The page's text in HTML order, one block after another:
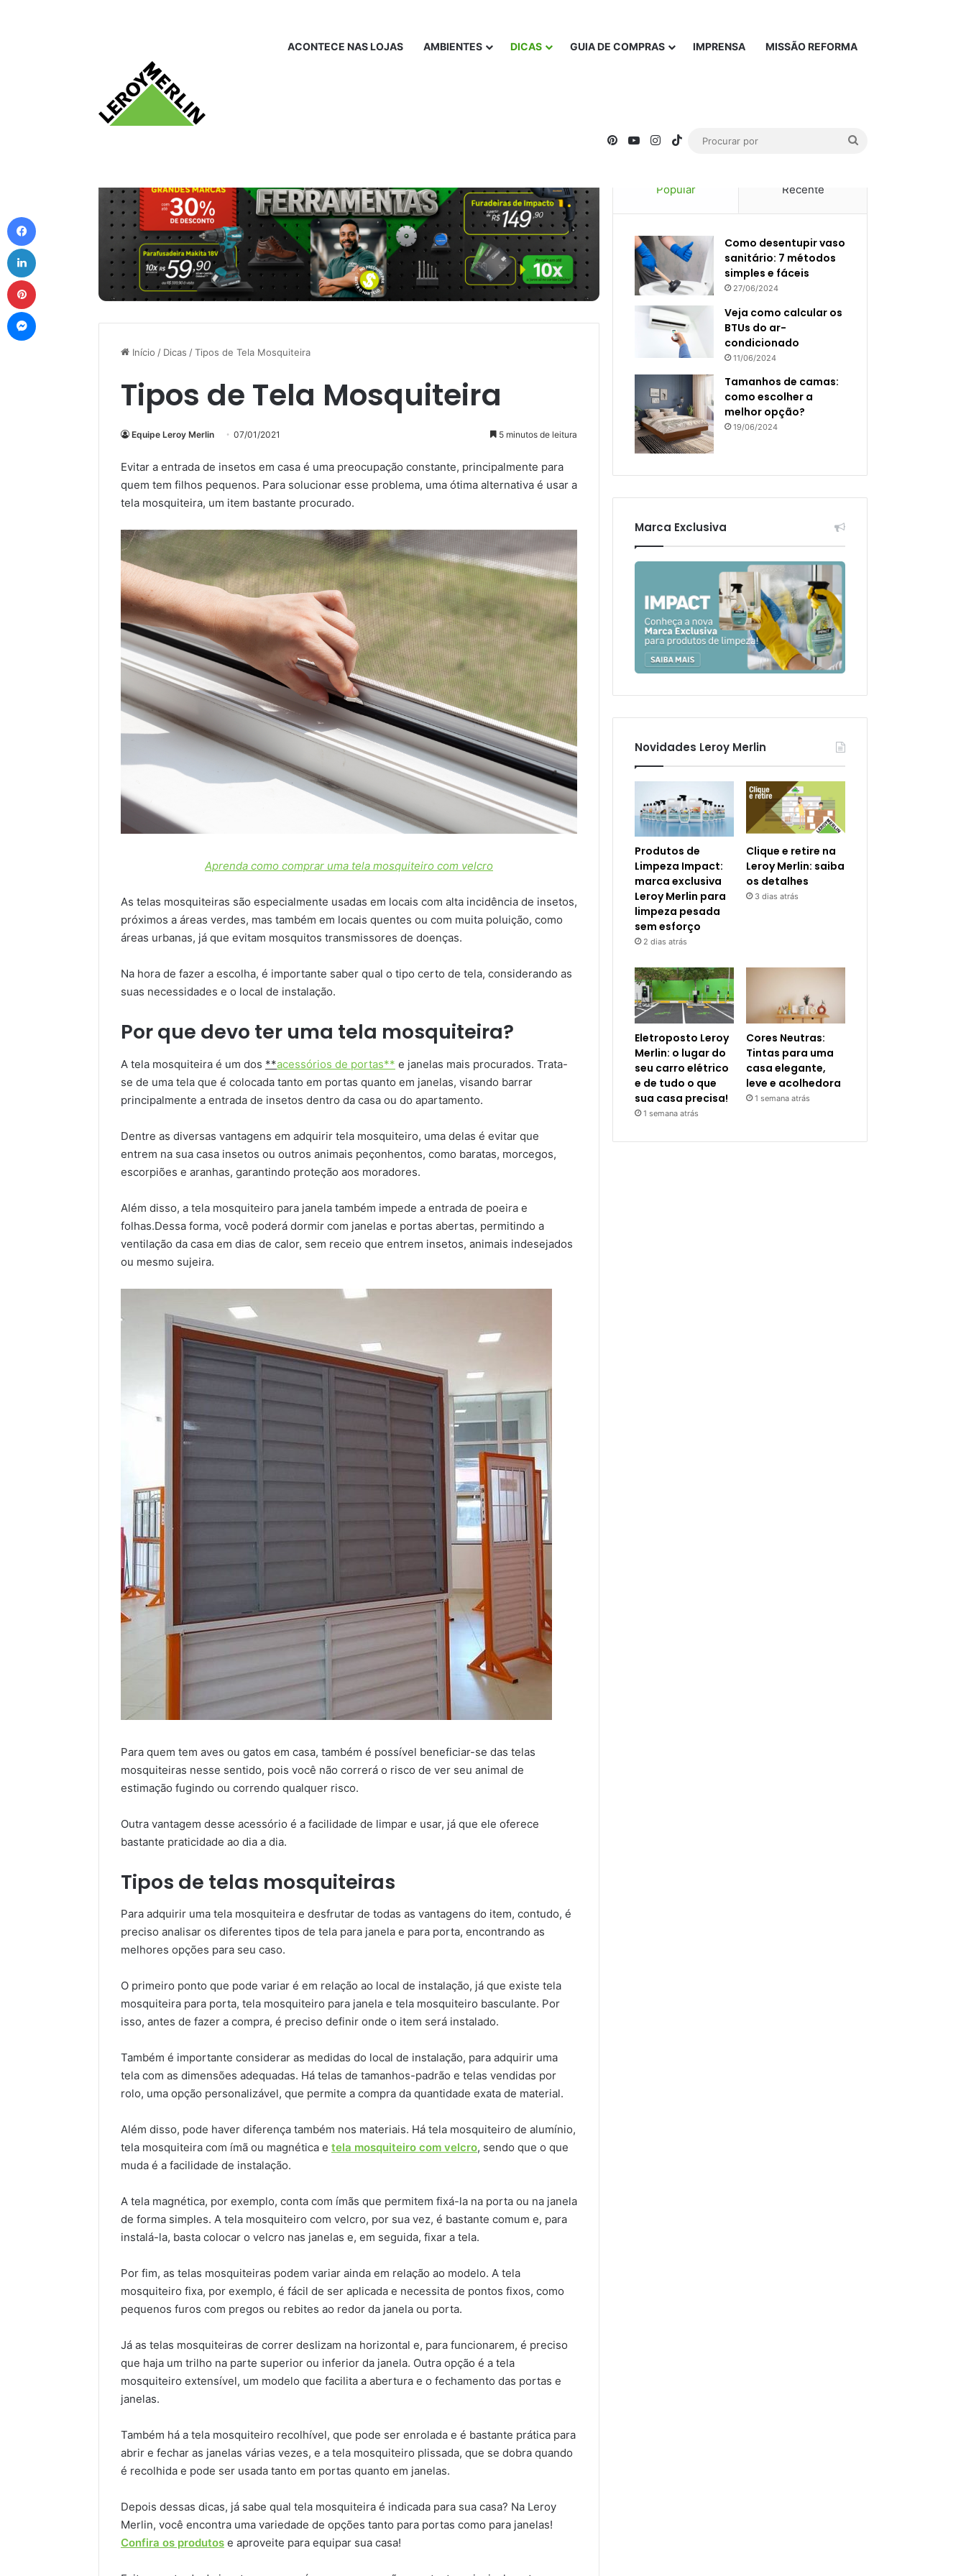
ACONTECE NAS LOJAS AMBIENTES DICAS GUIA DE COMPRAS IMPRENSA MISSÃO REFORMA
PinterestYouTubeInstagram
TikTok
Início / Dicas /Tipos de Tela Mosquiteira
Tipos de Tela Mosquiteira
Equipe Leroy Merlin 07/01/2021 5 minutos de leitura
Evitar a entrada de insetos em casa é uma preocupação constante, principalmente para
quem tem filhos pequenos. Para solucionar esse problema, uma ótima alternativa é usar a
tela mosquiteira, um item bastante procurado.
Aprenda como comprar uma tela mosquiteiro com velcro
As telas mosquiteiras são especialmente usadas em locais com alta incidência de insetos,
próximos a áreas verdes, mas também em locais quentes ou com muita poluição, como
áreas urbanas, já que evitam mosquitos transmissores de doenças.
Na hora de fazer a escolha, é importante saber qual o tipo certo de tela, considerando as
suas necessidades e o local de instalação.
Por que devo ter uma tela mosquiteira?
A tela mosquiteira é um dos **acessórios de portas** e janelas mais procurados. Trata-
se de uma tela que é colocada tanto em portas quanto em janelas, visando barrar
principalmente a entrada de insetos dentro da casa ou do apartamento.
Dentre as diversas vantagens em adquirir tela mosquiteiro, uma delas é evitar que
entrem na sua casa insetos ou outros animais peçonhentos, como baratas, morcegos,
escorpiões e aranhas, garantindo proteção aos moradores.
Além disso, a tela mosquiteiro para janela também impede a entrada de poeira e
folhas.Dessa forma, você poderá dormir com janelas e portas abertas, permitindo a
ventilação da casa em dias de calor, sem receio que entrem insetos, animais indesejados
ou mesmo sujeira.
Para quem tem aves ou gatos em casa, também é possível beneficiar-se das telas
mosquiteiras nesse sentido, pois você não correrá o risco de ver seu animal de
estimação fugindo ou correndo qualquer risco.
Outra vantagem desse acessório é a facilidade de limpar e usar, já que ele oferece
bastante praticidade ao dia a dia.
Tipos de telas mosquiteiras
Para adquirir uma tela mosquiteira e desfrutar de todas as vantagens do item, contudo, é
preciso analisar os diferentes tipos de tela para janela e para porta, encontrando as
melhores opções para seu caso.
O primeiro ponto que pode variar é em relação ao local de instalação, já que existe tela
mosquiteira para porta, tela mosquiteiro para janela e tela mosquiteiro basculante. Por
isso, antes de fazer a compra, é preciso definir onde o item será instalado.
Também é importante considerar as medidas do local de instalação, para adquirir uma
tela com as dimensões adequadas. Há telas de tamanhos-padrão e telas vendidas por
rolo, uma opção personalizável, que permite a compra da quantidade exata de material.
Além disso, pode haver diferença também nos materiais. Há tela mosquiteiro de alumínio,
tela mosquiteira com ímã ou magnética e tela mosquiteiro com velcro, sendo que o que
muda é a facilidade de instalação.
A tela magnética, por exemplo, conta com ímãs que permitem fixá-la na porta ou na janela
de forma simples. A tela mosquiteiro com velcro, por sua vez, é bastante comum e, para
instalá-la, basta colocar o velcro nas janelas e, em seguida, fixar a tela.
Por fim, as telas mosquiteiras podem variar ainda em relação ao modelo. A tela
mosquiteiro fixa, por exemplo, é fácil de ser aplicada e necessita de pontos fixos, como
pequenos furos com pregos ou rebites ao redor da janela ou porta.
Já as telas mosquiteiras de correr deslizam na horizontal e, para funcionarem, é preciso
que haja um trilho na parte superior ou inferior da janela. Outra opção é a tela
mosquiteiro extensível, um modelo que facilita a abertura e o fechamento das portas e
janelas.
Também há a tela mosquiteiro recolhível, que pode ser enrolada e é bastante prática para
abrir e fechar as janelas várias vezes, e a tela mosquiteiro plissada, que se dobra quando
é recolhida e pode ser usada tanto em portas quanto em janelas.
Depois dessas dicas, já sabe qual tela mosquiteira é indicada para sua casa? Na Leroy
Merlin, você encontra uma variedade de opções tanto para portas como para janelas!
Confira os produtos e aproveite para equipar sua casa!
Popular Recente
Como desentupir vaso
sanitário: 7 métodos
simples e fáceis
27/06/2024
Veja como calcular os
BTUs do ar-
condicionado
11/06/2024
Tamanhos de camas:
como escolher a
melhor opção?
19/06/2024
Marca Exclusiva
Novidades Leroy Merlin
Produtos de
Limpeza Impact:
marca exclusiva
Leroy Merlin para
limpeza pesada
sem esforço
2 dias atrás
Clique e retire na
Leroy Merlin: saiba
os detalhes
3 dias atrás
Eletroposto Leroy
Merlin: o lugar do
seu carro elétrico
e de tudo o que
sua casa precisa!
1 semana atrás
Cores Neutras:
Tintas para uma
casa elegante,
leve e acolhedora
1 semana atrás